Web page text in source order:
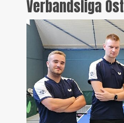
Verbandsliga Ost